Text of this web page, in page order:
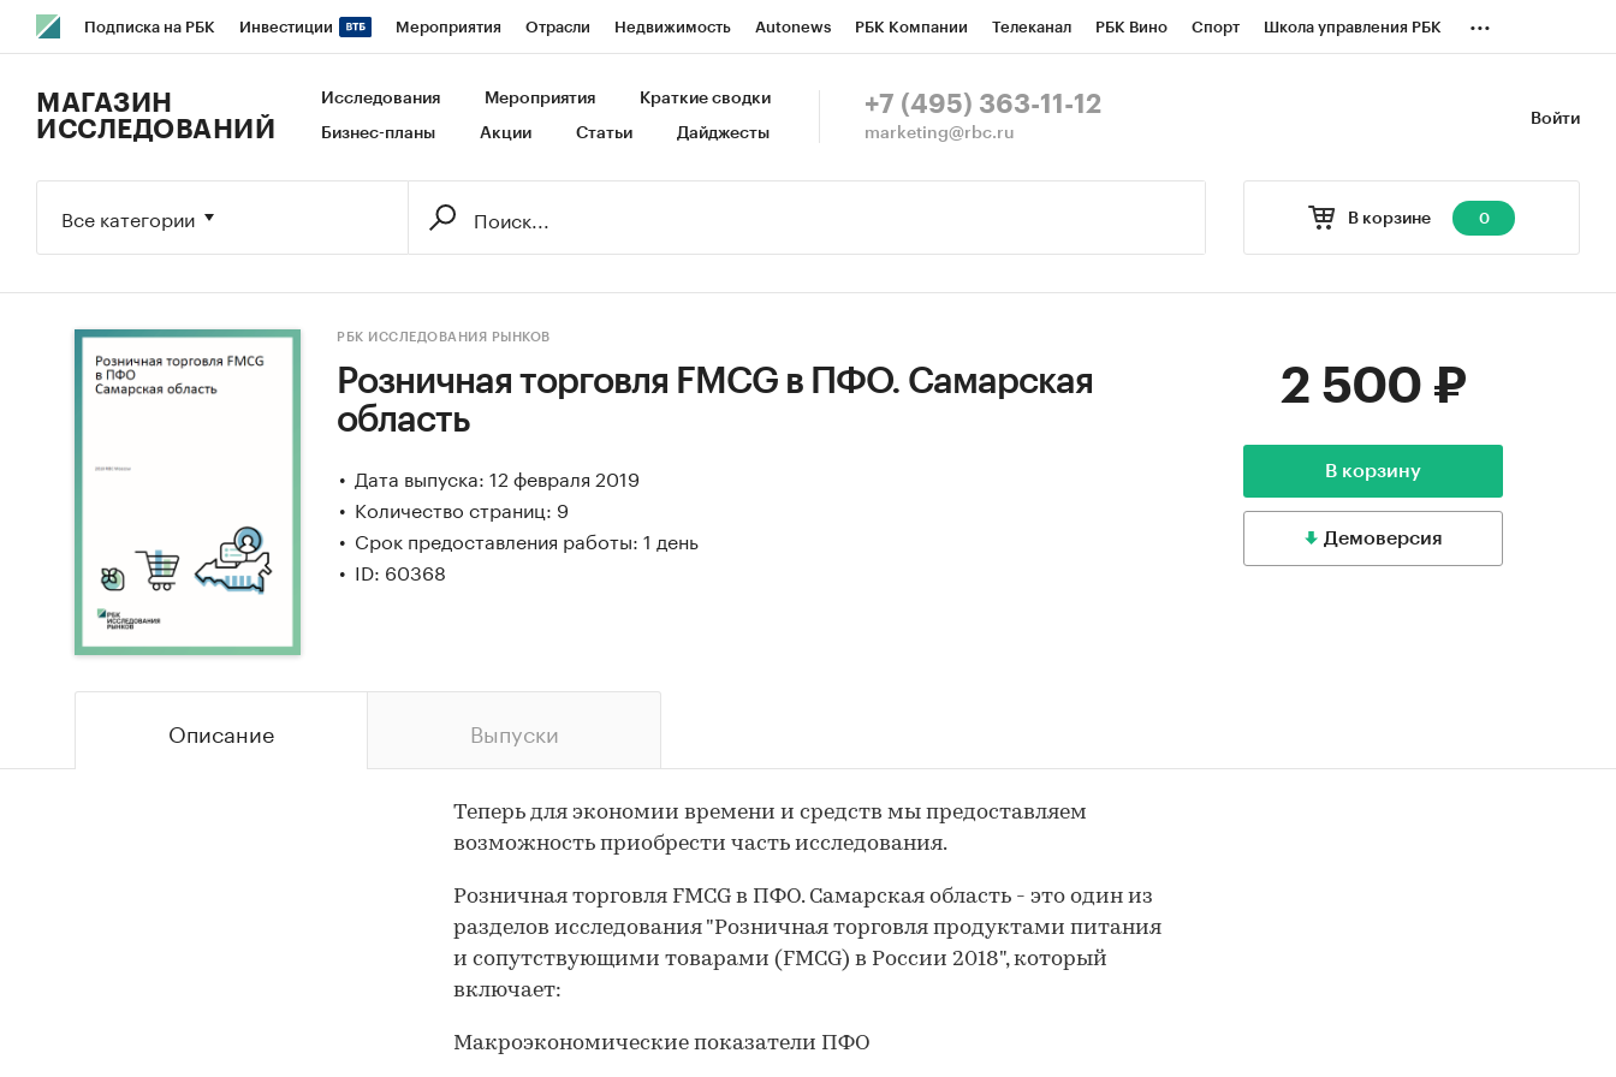
Подписка на РБК Инвестиции Мероприятия Отрасли Недвижимость Autonews РБК Компании Телеканал РБК Вино Спорт Школа управления РБК
Исследования Кредитные рейтинги Франшизы Газета Спецпроекты СПб Конференции СПб Спецпроекты
...
Войти
МАГАЗИН
ИССЛЕДОВАНИЙ
Исследования Мероприятия Краткие сводки
Бизнес-планы Акции Статьи Дайджесты
+7 (495) 363-11-12
marketing@rbc.ru
В корзине 0
Все категории
РБК ИССЛЕДОВАНИЯ РЫНКОВ
Розничная торговля FMCG в ПФО. Самарская
область
Дата выпуска: 12 февраля 2019
Количество страниц: 9
Срок предоставления работы: 1 день
ID: 60368
2 500 ₽
В корзину
Демоверсия
Описание Выпуски
Теперь для экономии времени и средств мы предоставляем
возможность приобрести часть исследования.
Розничная торговля FMCG в ПФО. Самарская область - это один из
разделов исследования "Розничная торговля продуктами питания
и сопутствующими товарами (FMCG) в России 2018", который
включает:
Макроэкономические показатели ПФО